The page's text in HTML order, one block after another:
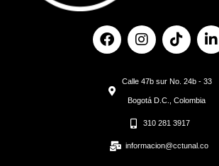
F
a
b
I
n
a
g
r
a
m
T
i
o
k
L
i
e
Calle 47b sur No. 24b - 33
Bogotá D.C., Colombia
310 281 3917
informacion@cctunal.co